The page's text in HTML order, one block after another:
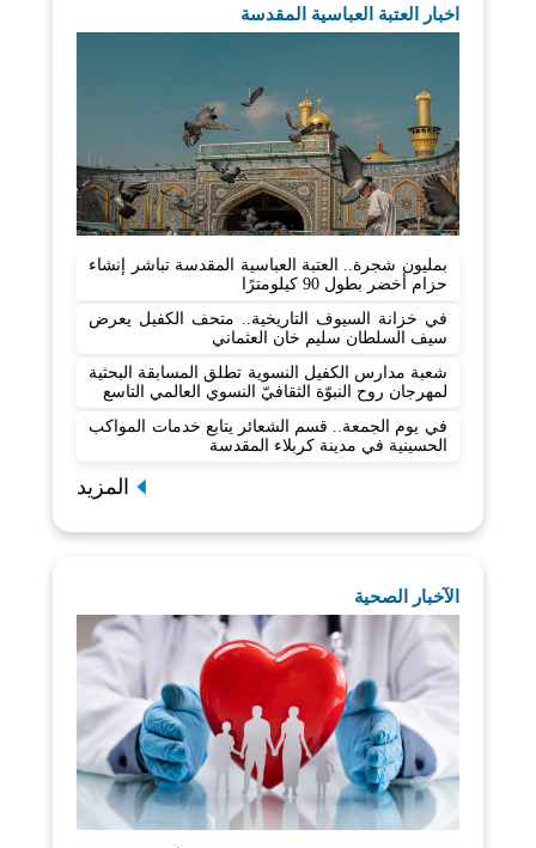
اخبار العتبة العباسية المقدسة
بمليون شجرة.. العتبة العباسية المقدسة تباشر إنشاء
حزام أخضر بطول 90 كيلومترًا
في خزانة السيوف التاريخية.. متحف الكفيل يعرض
سيف السلطان سليم خان العثماني
شعبة مدارس الكفيل النسوية تطلق المسابقة البحثية
لمهرجان روح النبوّة الثقافيّ النسوي العالمي التاسع
في يوم الجمعة.. قسم الشعائر يتابع خدمات المواكب
الحسينية في مدينة كربلاء المقدسة
المزيد
الآخبار الصحية